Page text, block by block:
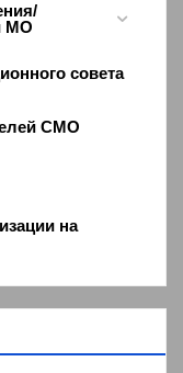
МО
совета
СМО
на